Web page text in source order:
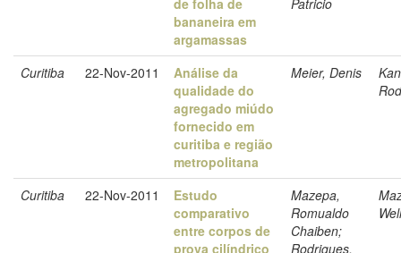
bananeira em
argamassas
Curitiba 22-Nov-2011
Análise da
qualidade do
agregado miúdo
fornecido em
curitiba e região
metropolitana
Meier, Denis
Curitiba 22-Nov-2011
Estudo
comparativo
entre corpos de
prova cilíndrico
Mazepa,
Romualdo
Chaiben;
Rodrigues,